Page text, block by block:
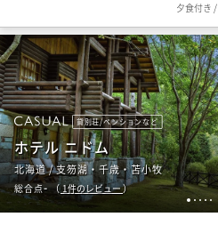
夕食付き /
1 2 345
貸別荘/ペンションなど
ホテル ニドム
北海道 / 支笏湖・千歳・苫小牧
総合点-（1件のレビュー）